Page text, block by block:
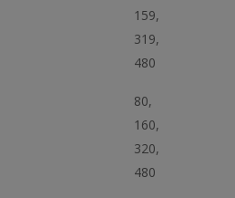
159,
319,
480
80,
160,
320,
480